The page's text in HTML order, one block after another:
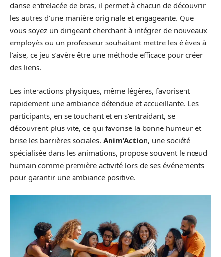
danse entrelacée de bras, il permet à chacun de découvrir
les autres d’une manière originale et engageante. Que
vous soyez un dirigeant cherchant à intégrer de nouveaux
employés ou un professeur souhaitant mettre les élèves à
l’aise, ce jeu s’avère être une méthode efficace pour créer
des liens.
Les interactions physiques, même légères, favorisent
rapidement une ambiance détendue et accueillante. Les
participants, en se touchant et en s’entraidant, se
découvrent plus vite, ce qui favorise la bonne humeur et
brise les barrières sociales. Anim’Action, une société
spécialisée dans les animations, propose souvent le nœud
humain comme première activité lors de ses événements
pour garantir une ambiance positive.